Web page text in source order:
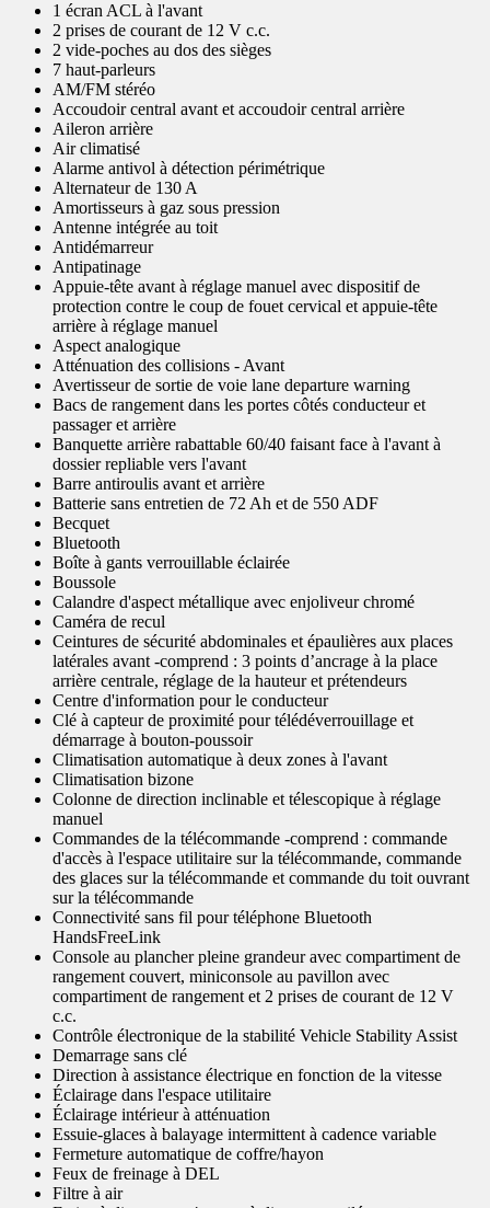
1 écran ACL à l'avant
2 prises de courant de 12 V c.c.
2 vide-poches au dos des sièges
7 haut-parleurs
AM/FM stéréo
Accoudoir central avant et accoudoir central arrière
Aileron arrière
Air climatisé
Alarme antivol à détection périmétrique
Alternateur de 130 A
Amortisseurs à gaz sous pression
Antenne intégrée au toit
Antidémarreur
Antipatinage
Appuie-tête avant à réglage manuel avec dispositif de
protection contre le coup de fouet cervical et appuie-tête
arrière à réglage manuel
Aspect analogique
Atténuation des collisions - Avant
Avertisseur de sortie de voie lane departure warning
Bacs de rangement dans les portes côtés conducteur et
passager et arrière
Banquette arrière rabattable 60/40 faisant face à l'avant à
dossier repliable vers l'avant
Barre antiroulis avant et arrière
Batterie sans entretien de 72 Ah et de 550 ADF
Becquet
Bluetooth
Boîte à gants verrouillable éclairée
Boussole
Calandre d'aspect métallique avec enjoliveur chromé
Caméra de recul
Ceintures de sécurité abdominales et épaulières aux places
latérales avant -comprend : 3 points d’ancrage à la place
arrière centrale, réglage de la hauteur et prétendeurs
Centre d'information pour le conducteur
Clé à capteur de proximité pour télédéverrouillage et
démarrage à bouton-poussoir
Climatisation automatique à deux zones à l'avant
Climatisation bizone
Colonne de direction inclinable et télescopique à réglage
manuel
Commandes de la télécommande -comprend : commande
d'accès à l'espace utilitaire sur la télécommande, commande
des glaces sur la télécommande et commande du toit ouvrant
sur la télécommande
Connectivité sans fil pour téléphone Bluetooth
HandsFreeLink
Console au plancher pleine grandeur avec compartiment de
rangement couvert, miniconsole au pavillon avec
compartiment de rangement et 2 prises de courant de 12 V
c.c.
Contrôle électronique de la stabilité Vehicle Stability Assist
Demarrage sans clé
Direction à assistance électrique en fonction de la vitesse
Éclairage dans l'espace utilitaire
Éclairage intérieur à atténuation
Essuie-glaces à balayage intermittent à cadence variable
Fermeture automatique de coffre/hayon
Feux de freinage à DEL
Filtre à air